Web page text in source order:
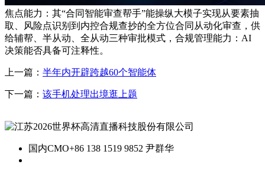
焦点能力：其“合同智能审查帮手”能操纵大模子实现从要素抽
取、风险点识别到内控合规查抄的全方位合同从动化审查，供
给辅帮、半从动、全从动三种审批模式，合规管理能力：AI
决策能否具备可注释性。
上一篇： 半年内开辟跨越60个智能体
下一篇： 该手机处理出境逛上题
国内CMO+86 138 1519 9852 尹群华